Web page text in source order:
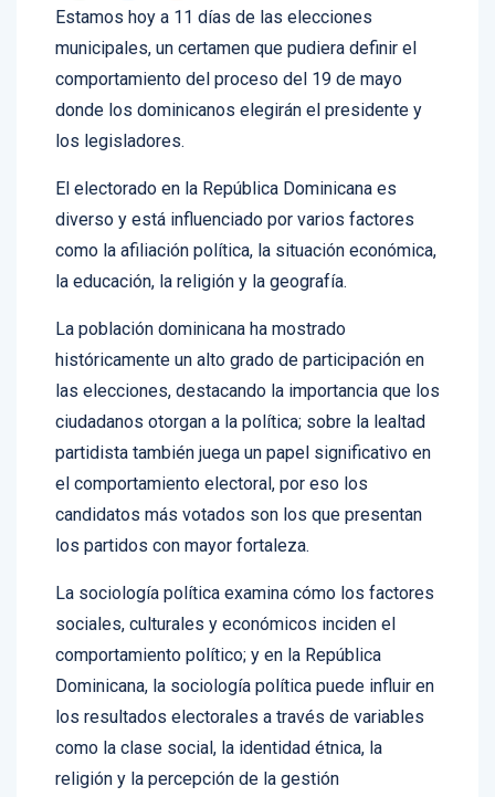
Estamos hoy a 11 días de las elecciones
municipales, un certamen que pudiera definir el
comportamiento del proceso del 19 de mayo
donde los dominicanos elegirán el presidente y
los legisladores.
El electorado en la República Dominicana es
diverso y está influenciado por varios factores
como la afiliación política, la situación económica,
la educación, la religión y la geografía.
La población dominicana ha mostrado
históricamente un alto grado de participación en
las elecciones, destacando la importancia que los
ciudadanos otorgan a la política; sobre la lealtad
partidista también juega un papel significativo en
el comportamiento electoral, por eso los
candidatos más votados son los que presentan
los partidos con mayor fortaleza.
La sociología política examina cómo los factores
sociales, culturales y económicos inciden el
comportamiento político; y en la República
Dominicana, la sociología política puede influir en
los resultados electorales a través de variables
como la clase social, la identidad étnica, la
religión y la percepción de la gestión